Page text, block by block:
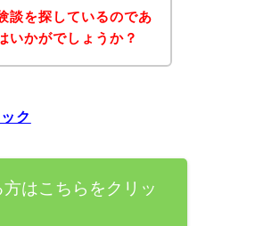
談を探しているのであ
いかがでしょうか？
ク
はこちらをクリッ